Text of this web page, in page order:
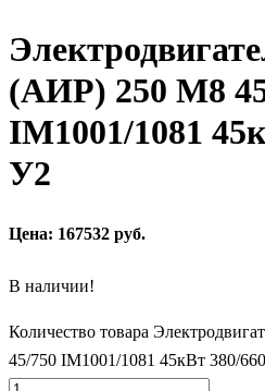
(АИР) 250 M8
IM1001/1081
У2
Цена: 167532 руб.
В наличии!
Количество товара
45/750 IM1001/1081 45кВт 380/